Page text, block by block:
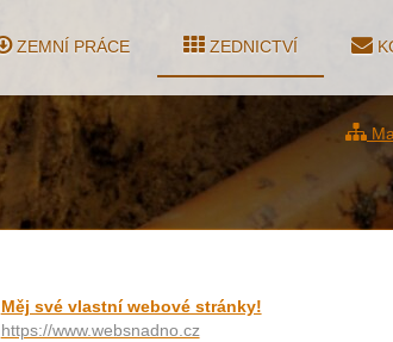
ZEMNÍ PRÁCE ZEDNICTVÍ
Měj své vlastní webové stránky!
https://www.websnadno.cz